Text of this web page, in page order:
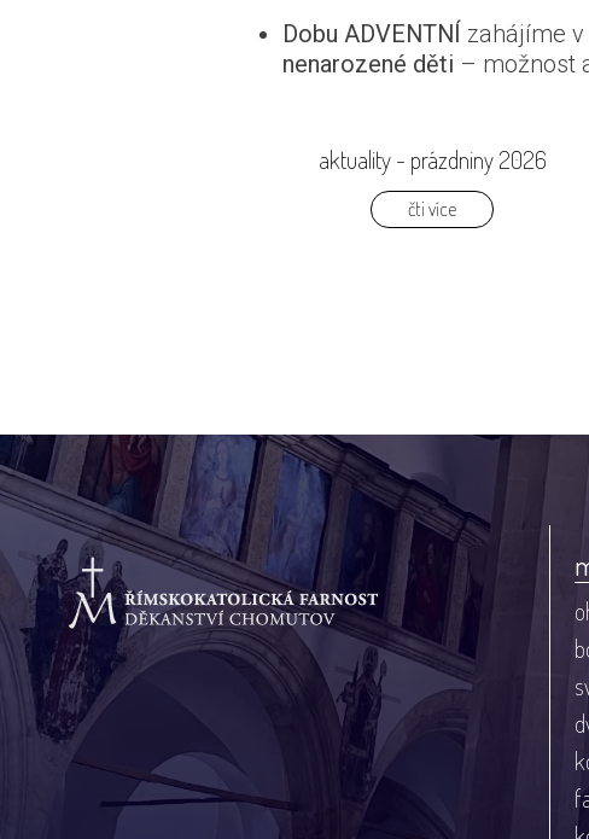
Dobu ADVENTNÍ zahájíme
nenarozené děti – možnost
aktuality - prázdniny 2026
čti více